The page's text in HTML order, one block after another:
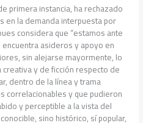
primera instancia, ha rechazado
la demanda interpuesta por
considera que “estamos ante
asideros y apoyo en
sin alejarse mayormente, lo
y de ficción respecto de
dentro de la línea y trama
correlacionables y que pudieron
y perceptible a la vista del
sino histórico, sí popular,